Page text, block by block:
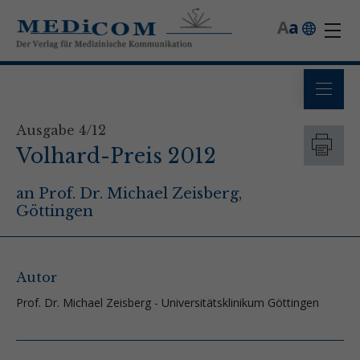
a
A
Ausgabe 4/12
Volhard-Preis 2012
an Prof. Dr. Michael Zeisberg,
Göttingen
Autor
Prof. Dr. Michael Zeisberg - Universitätsklinikum Göttingen